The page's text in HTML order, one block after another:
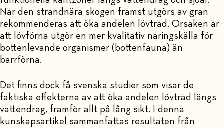
När den strandnära skogen främst utgörs av gran
rekommenderas att öka andelen lövträd. Orsaken är
att lövförna utgör en mer kvalitativ näringskälla för
bottenlevande organismer (bottenfauna) än
barrförna.
Det finns dock få svenska studier som visar de
faktiska effekterna av att öka andelen lövträd längs
vattendrag, framför allt på lång sikt. I denna
kunskapsartikel sammanfattas resultaten från